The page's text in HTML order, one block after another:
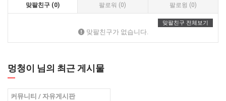
맞팔친구 (0) 팔로워 (0) 팔로윙 (0)
맞팔친구 전체보기
맞팔친구가 없습니다.
멍청이 님의 최근 게시물
커뮤니티 / 자유게시판